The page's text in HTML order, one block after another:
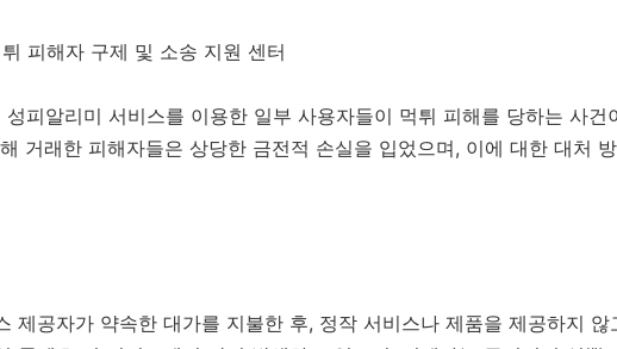
피해자 구제 및 소송 지원 센터
피알리미 서비스를 이용한 일부 사용자들이 먹튀 피해를 당하는 사건
거래한 피해자들은 상당한 금전적 손실을 입었으며, 이에 대한 대처
제공자가 약속한 대가를 지불한 후, 정작 서비스나 제품을 제공하지 않